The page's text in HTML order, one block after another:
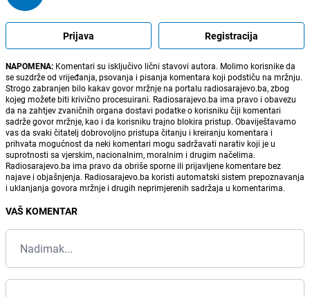
Prijava Registracija
NAPOMENA: Komentari su isključivo lični stavovi autora. Molimo korisnike da
se suzdrže od vrijeđanja, psovanja i pisanja komentara koji podstiču na mržnju.
Strogo zabranjen bilo kakav govor mržnje na portalu radiosarajevo.ba, zbog
kojeg možete biti krivično procesuirani. Radiosarajevo.ba ima pravo i obavezu
da na zahtjev zvaničnih organa dostavi podatke o korisniku čiji komentari
sadrže govor mržnje, kao i da korisniku trajno blokira pristup. Obaviještavamo
vas da svaki čitatelj dobrovoljno pristupa čitanju i kreiranju komentara i
prihvata mogućnost da neki komentari mogu sadržavati narativ koji je u
suprotnosti sa vjerskim, nacionalnim, moralnim i drugim načelima.
Radiosarajevo.ba ima pravo da obriše sporne ili prijavljene komentare bez
najave i objašnjenja. Radiosarajevo.ba koristi automatski sistem prepoznavanja
i uklanjanja govora mržnje i drugih neprimjerenih sadržaja u komentarima.
VAŠ KOMENTAR